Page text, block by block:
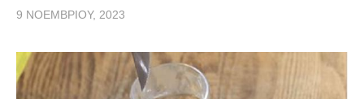
9 ΝΟΕΜΒΡΊΟΥ, 2023